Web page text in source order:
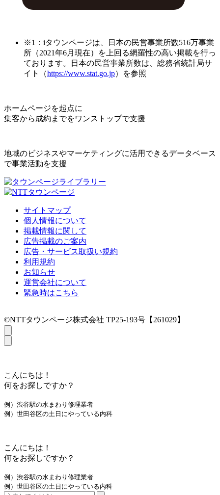
※1：iタウンページは、日本の民営事業所数516万事業
所（2021年6月現在）を上回る網羅性の高い掲載を行っ
ております。日本の民営事業所数は、総務省統計局サ
イト（https://www.stat.go.jp）を参照
ホームページを起点に
集客から成約までをワンストップで支援
地域のビジネスやマーケティングに活用できるデータベース
で事業活動を支援
サイトマップ
個人情報について
掲載情報に関して
広告掲載のご案内
広告・サービス取扱い規約
利用規約
お知らせ
運営会社について
緊急時はこちら
©NTTタウンページ株式会社 TP25-193号【261029】
こんにちは！
何をお探しですか？
例）渋谷駅の水まわり修理業者
例）世田谷区の土日にやっている内科
こんにちは！
何をお探しですか？
例）渋谷駅の水まわり修理業者
例）世田谷区の土日にやっている内科